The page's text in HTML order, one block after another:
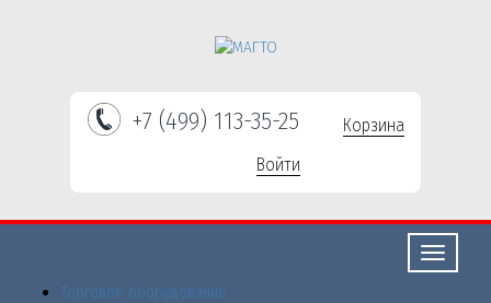
+7 (499) 113-35-25
Корзина
Войти
Свернуть/
Торговое оборудованиe